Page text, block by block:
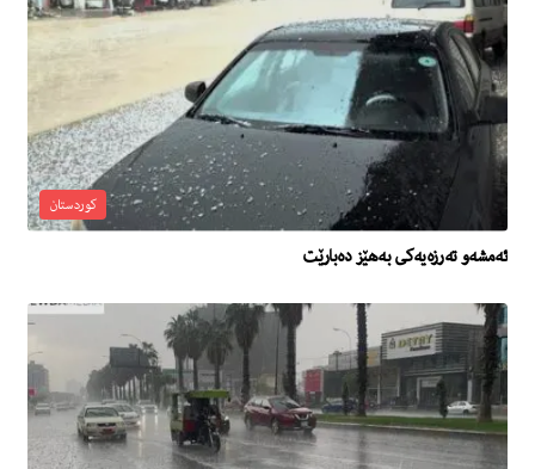
کوردستان
ئه‌مشه‌و ته‌رزه‌یه‌كى به‌هێز ده‌بارێت